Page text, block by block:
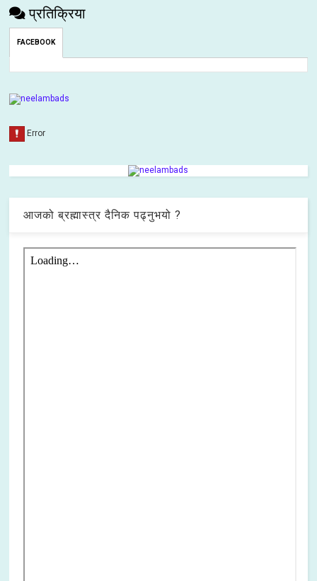
प्रतिक्रिया
FACEBOOK
आजको ब्रह्मास्त्र दैनिक पढ्नुभयो ?